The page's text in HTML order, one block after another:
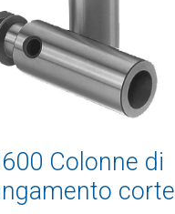
Colonne di
corte